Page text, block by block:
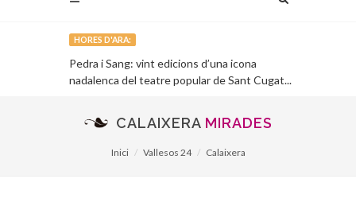
HORES D'ARA:
Pedra i Sang: vint edicions d’una icona
nadalenca del teatre popular de Sant Cugat...Granollers i
CALAIXERA MIRADES
Inici Vallesos 24 Calaixera